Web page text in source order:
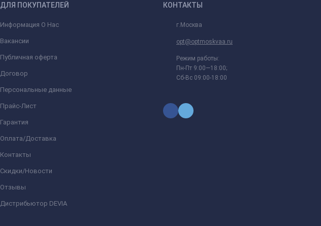
ДЛЯ ПОКУПАТЕЛЕЙ
Информация О Нас
Вакансии
Публичная оферта
Договор
Персональные данные
Прайс-Лист
Гарантия
Оплата/Доставка
Контакты
Скидки/Новости
Отзывы
Дистрибьютор DEVIA
КОНТАКТЫ
г.Москва
opt@optmoskvaa.ru
Режим работы:
Пн-Пт 9:00—18:00;
Сб-Вс 09:00-18:00